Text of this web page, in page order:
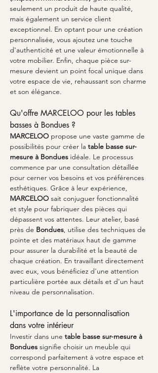
seulement un produit de haute qualité,
mais également un service client
exceptionnel. En optant pour une création
personnalisée, vous ajoutez une touche
d'authenticité et une valeur émotionnelle à
votre mobilier. Enfin, chaque pièce sur-
mesure devient un point focal unique dans
votre espace de vie, rehaussant son charme
et son élégance.
Qu'offre MARCELOO pour les tables
basses à Bondues ?
MARCELOO propose une vaste gamme de
possibilités pour créer la table basse sur-
mesure à Bondues idéale. Le processus
commence par une consultation détaillée
pour cerner vos besoins et vos préférences
esthétiques. Grâce à leur expérience,
MARCELOO sait conjuguer fonctionnalité
et style pour fabriquer des pièces qui
dépassent vos attentes. Leur atelier, basé
près de Bondues, utilise des techniques de
pointe et des matériaux haut de gamme
pour assurer la durabilité et la beauté de
chaque création. En travaillant directement
avec eux, vous bénéficiez d'une attention
particulière portée aux détails et d'un haut
niveau de personnalisation.
L'importance de la personnalisation
dans votre intérieur
Investir dans une table basse sur-mesure à
Bondues signifie choisir un meuble qui
correspond parfaitement à votre espace et
reflète votre personnalité. La